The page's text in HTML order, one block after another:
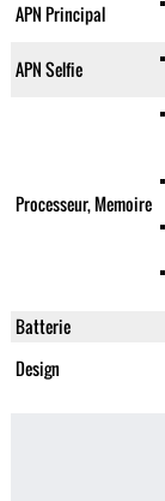
APN Principal
APN Selfie
Processeur, Memoire
Batterie
Design